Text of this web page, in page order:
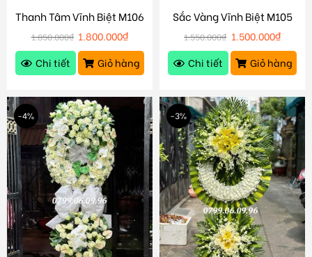
Thanh Tâm Vĩnh Biệt M106
1.850.000₫ 1.800.000₫
Chi tiết
Giỏ hàng
Sắc Vàng Vĩnh Biệt M105
1.550.000₫ 1.500.000₫
Chi tiết
Giỏ hàng
-4% -3%